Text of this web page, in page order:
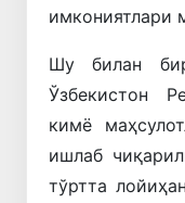
имкониятлари
Шу билан
Ўзбекистон
кимё
ишлаб
тўртта